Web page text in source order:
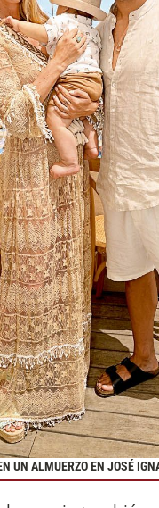
UN ALMUERZO EN JOSÉ